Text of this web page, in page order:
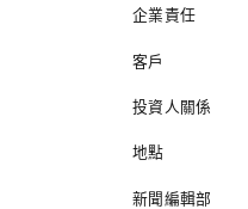
企業責任
客戶
投資人關係
地點
新聞編輯部